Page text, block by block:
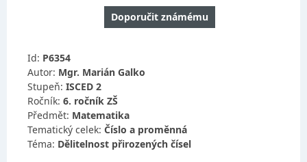
Doporučit známému
Id: P6354
Autor: Mgr. Marián Galko
Stupeň: ISCED 2
Ročník: 6. ročník ZŠ
Předmět: Matematika
Tematický celek: Číslo a proměnná
Téma: Dělitelnost přirozených čísel